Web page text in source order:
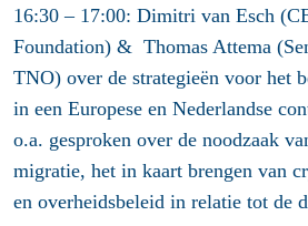
16:30 – 17:00: Dimitri van Esch
Foundation) & Thomas Attema
TNO) over de strategieën voor het
in een Europese en Nederlandse
o.a. gesproken over de noodzaak
migratie, het in kaart brengen van
en overheidsbeleid in relatie tot de